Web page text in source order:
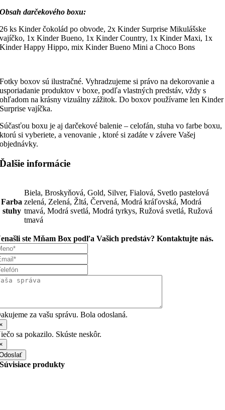
Obsah darčekového boxu:
26 ks Kinder čokolád po obvode, 2x Kinder Surprise Mikulášske
vajíčko, 1x Kinder Bueno, 1x Kinder Country, 1x Kinder Maxi, 1x
Kinder Happy Hippo, mix Kinder Bueno Mini a Choco Bons
Fotky boxov sú ilustračné. Vyhradzujeme si právo na dekorovanie a
usporiadanie produktov v boxe, podľa vlastných predstáv, vždy s
ohľadom na krásny vizuálny zážitok. Do boxov používame len Kinder
Surprise vajíčka.
Súčasťou boxu je aj darčekové balenie – celofán, stuha vo farbe boxu,
ktorú si vyberiete, a venovanie , ktoré si zadáte v závere Vašej
objednávky.
Ďalšie informácie
Farba
stuhy
Biela, Broskyňová, Gold, Silver, Fialová, Svetlo pastelová
zelená, Zelená, Žltá, Červená, Modrá kráľovská, Modrá
tmavá, Modrá svetlá, Modrá tyrkys, Ružová svetlá, Ružová
tmavá
ste Mňam Box podľa Vašich predstáv? Kontaktujte nás.
za vašu správu. Bola odoslaná.
sa pokazilo. Skúste neskôr.
Súvisiace produkty